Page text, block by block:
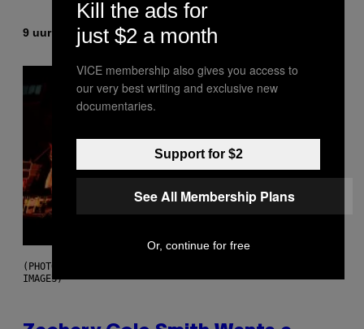
9 uur geledenDoorStephen Andrew Galiher
(PHOTO BY ROBERTO PANUCCI – CORBIS/CORBIS VIA GETTY
IMAGES)
Kill the ads for
just $2 a month
VICE membership also gives you access to
our very best writing and exclusive new
documentaries.
Support for $2
See All Membership Plans
Or, continue for free